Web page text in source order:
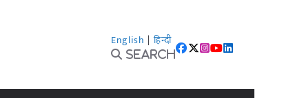
English | हिन्दी
Search